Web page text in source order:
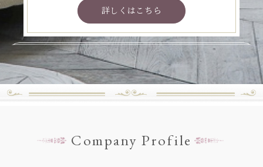
詳しくはこちら
Company Profile